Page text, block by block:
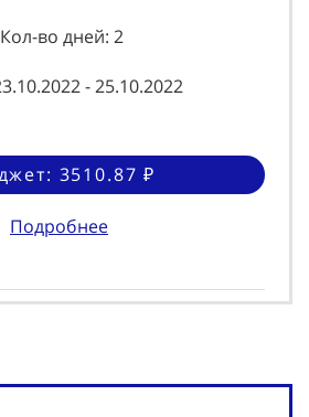
Кол-во дней: 2
- 25.10.2022
3510.87 ₽
Подробнее